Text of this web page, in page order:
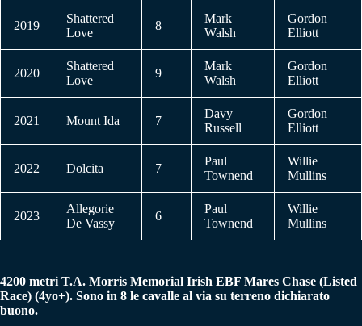
2019
Shattered
Love
8
Mark
Walsh
Gordon
Elliott
2020
Shattered
Love
9
Mark
Walsh
Gordon
Elliott
2021 Mount Ida 7
Davy
Russell
Gordon
Elliott
2022 Dolcita 7
Paul
Townend
Willie
Mullins
2023
Allegorie
De Vassy
6
Paul
Townend
Willie
Mullins
4200 metri T.A. Morris Memorial Irish EBF Mares Chase (Listed
Race) (4yo+). Sono in 8 le cavalle al via su terreno dichiarato
buono.